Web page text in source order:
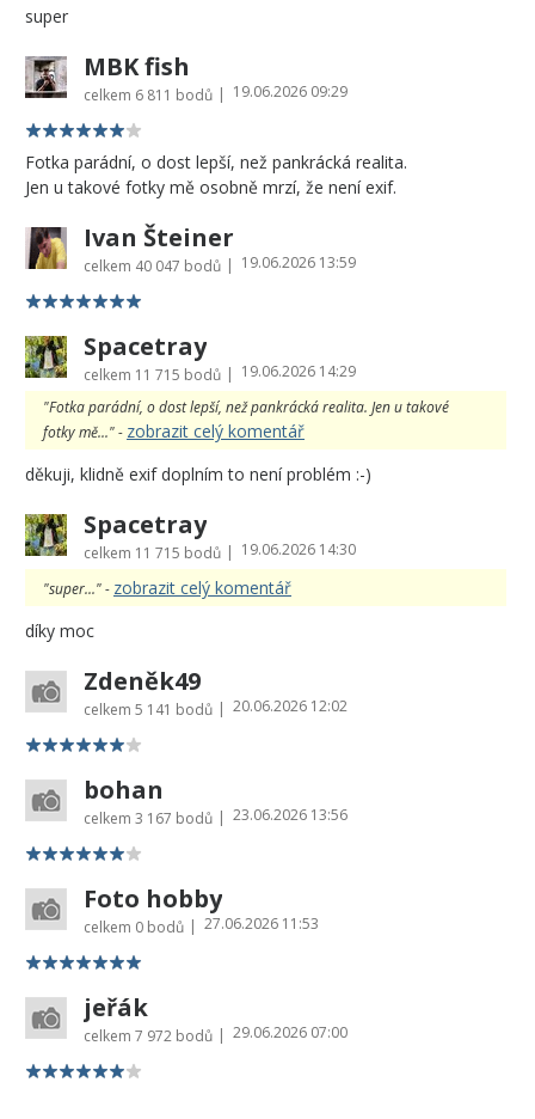
super
MBK fish
celkem 6 811 bodů | 19.06.2026 09:29
Fotka parádní, o dost lepší, než pankrácká realita.
Jen u takové fotky mě osobně mrzí, že není exif.
Ivan Šteiner
celkem 40 047 bodů | 19.06.2026 13:59
Spacetray
celkem 11 715 bodů | 19.06.2026 14:29
"Fotka parádní, o dost lepší, než pankrácká realita. Jen u takové
fotky mě..." - zobrazit celý komentář
děkuji, klidně exif doplním to není problém :-)
Spacetray
celkem 11 715 bodů | 19.06.2026 14:30
"super..." - zobrazit celý komentář
díky moc
Zdeněk49
celkem 5 141 bodů | 20.06.2026 12:02
bohan
celkem 3 167 bodů | 23.06.2026 13:56
Foto hobby
celkem 0 bodů | 27.06.2026 11:53
jeřák
celkem 7 972 bodů | 29.06.2026 07:00